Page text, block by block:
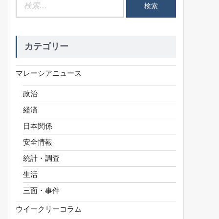
カテゴリー
マレーシアニュース
政治
経済
日本関係
安全情報
統計・調査
生活
三面・事件
ウイークリーコラム